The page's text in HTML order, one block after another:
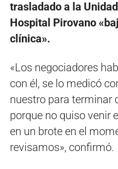
trasladado a la
Hospital Pirovano
clínica».
«Los negociadores
con él, se lo medicó
nuestro para terminar
porque no quiso venir
en un brote en el
revisamos», confirmó.